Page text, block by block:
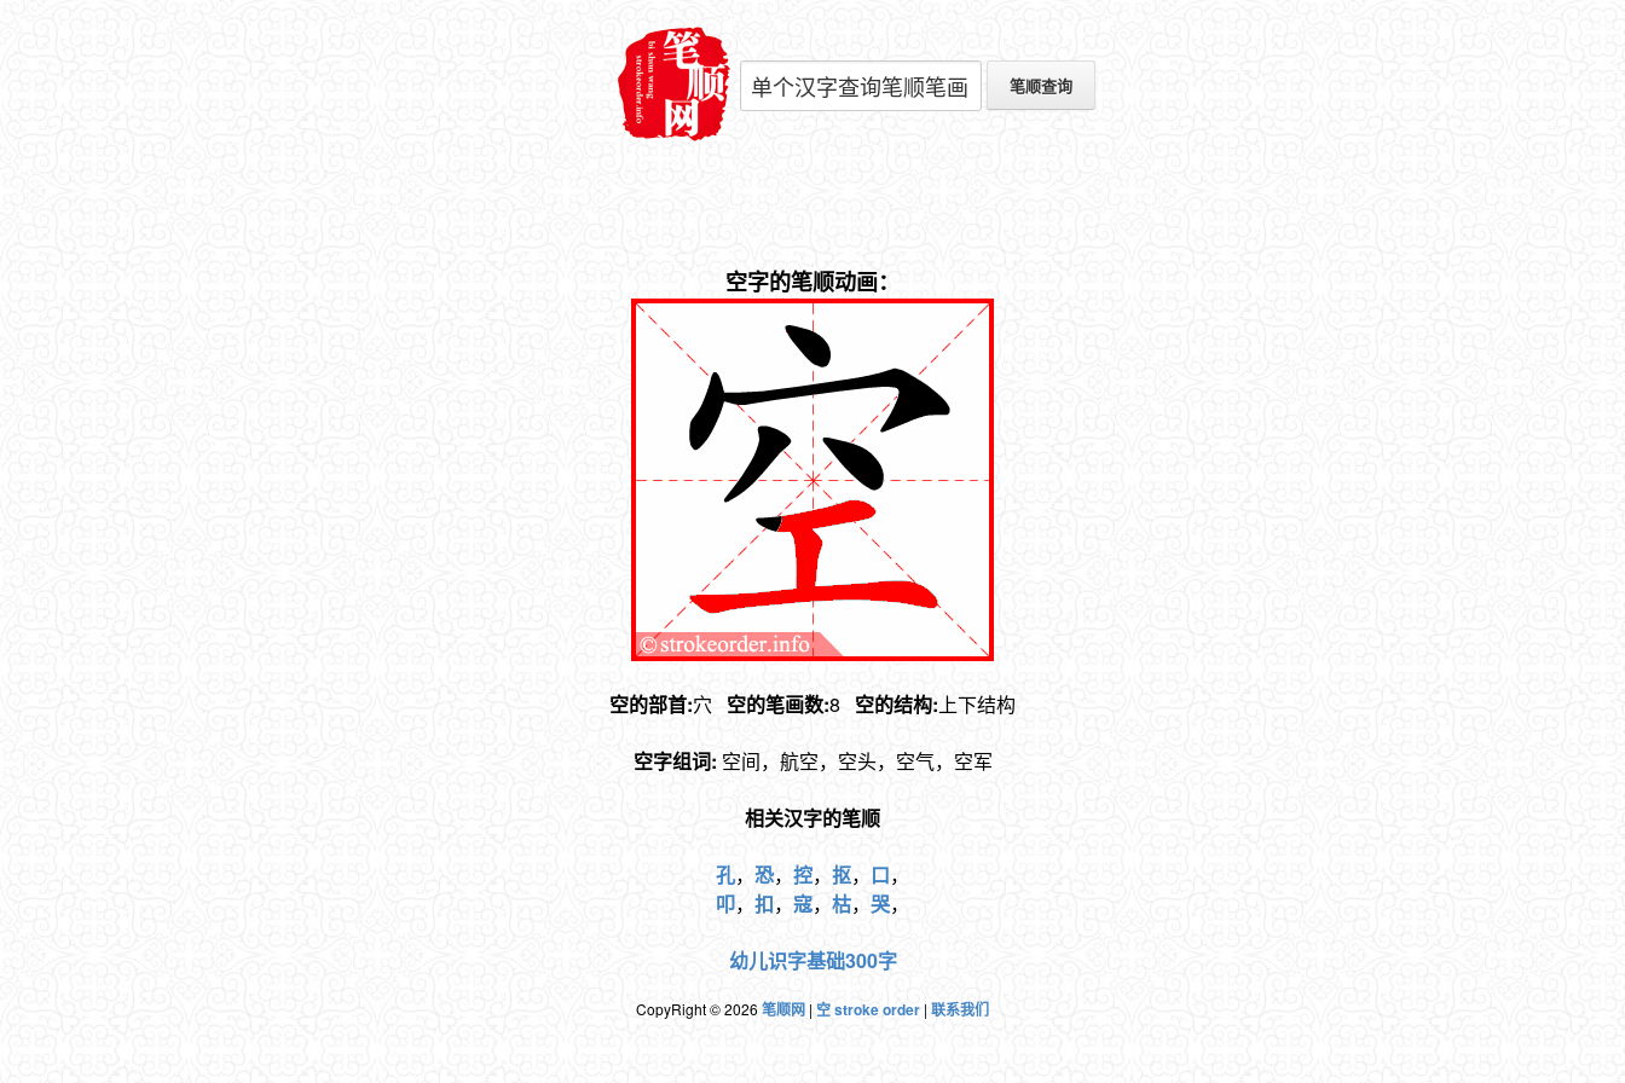
空字的笔顺动画：
空的部首:穴 空的笔画数:8 空的结构:上下结构
空字组词: 空间，航空，空头，空气，空军
相关汉字的笔顺
孔， 恐， 控， 抠， 口，
叩， 扣， 寇， 枯， 哭，
幼儿识字基础300字
CopyRight © 2026 笔顺网 | 空 stroke order | 联系我们